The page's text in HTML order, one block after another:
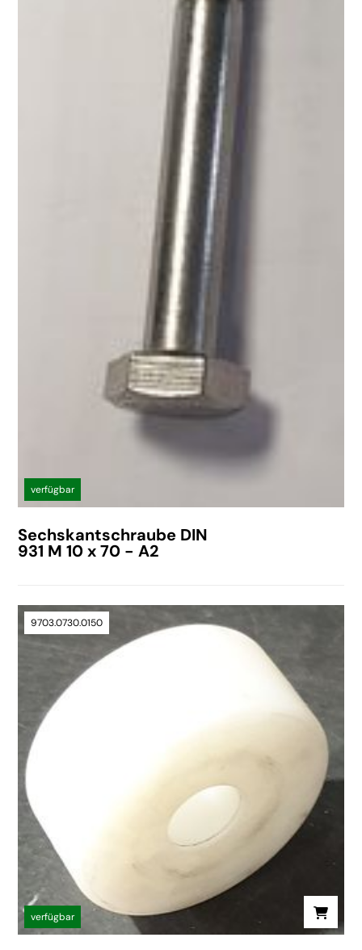
verfügbar
Sechskantschraube DIN
931 M 10 x 70 - A2
9703.0730.0150
verfügbar